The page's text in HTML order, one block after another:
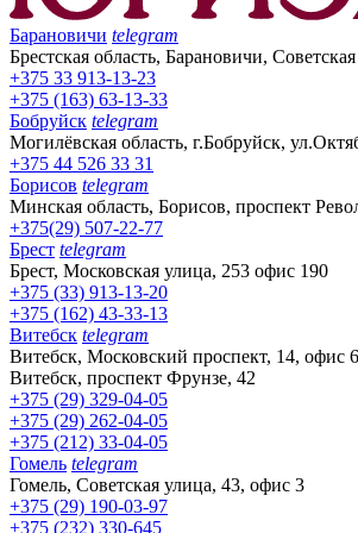
Барановичи telegram
Брестская область, Барановичи,
+375 33 913-13-23
+375 (163) 63-13-33
Бобруйск telegram
Могилёвская область, г.Бобруйск,
+375 44 526 33 31
Борисов telegram
Минская область, Борисов, проспект
+375(29) 507-22-77
Брест telegram
Брест, Московская улица, 253 офис 190
+375 (33) 913-13-20
+375 (162) 43-33-13
Витебск telegram
Витебск, Московский проспект, 14, офис
Витебск, проспект Фрунзе, 42
+375 (29) 329-04-05
+375 (29) 262-04-05
+375 (212) 33-04-05
Гомель telegram
Гомель, Советская улица, 43, офис 3
+375 (29) 190-03-97
+375 (232) 330-645